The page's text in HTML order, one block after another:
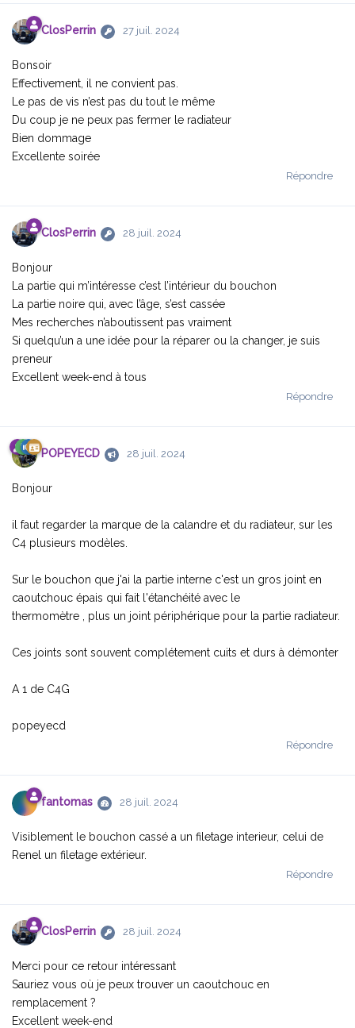
ClosPerrin 27 juil. 2024
Bonsoir
Effectivement, il ne convient pas.
Le pas de vis n’est pas du tout le même
Du coup je ne peux pas fermer le radiateur
Bien dommage
Excellente soirée
Répondre
ClosPerrin 28 juil. 2024
Bonjour
La partie qui m’intéresse c’est l’intérieur du bouchon
La partie noire qui, avec l’âge, s’est cassée
Mes recherches n’aboutissent pas vraiment
Si quelqu’un a une idée pour la réparer ou la changer, je suis
preneur
Excellent week-end à tous
Répondre
POPEYECD 28 juil. 2024
Bonjour
il faut regarder la marque de la calandre et du radiateur, sur les
C4 plusieurs modèles.
Sur le bouchon que j'ai la partie interne c'est un gros joint en
caoutchouc épais qui fait l'étanchéité avec le
thermomètre , plus un joint périphérique pour la partie radiateur.
Ces joints sont souvent complétement cuits et durs à démonter
A 1 de C4G
popeyecd
Répondre
fantomas 28 juil. 2024
Visiblement le bouchon cassé a un filetage interieur, celui de
Renel un filetage extérieur.
Répondre
ClosPerrin 28 juil. 2024
Merci pour ce retour intéressant
Sauriez vous où je peux trouver un caoutchouc en
remplacement ?
Excellent week-end